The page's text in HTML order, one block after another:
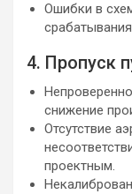
Ошибки в
4. Пропуск
снижение
Отсутствие
проектным.